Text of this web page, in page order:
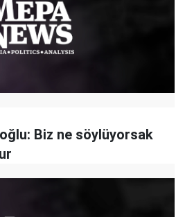
Biz ne söylüyorsak